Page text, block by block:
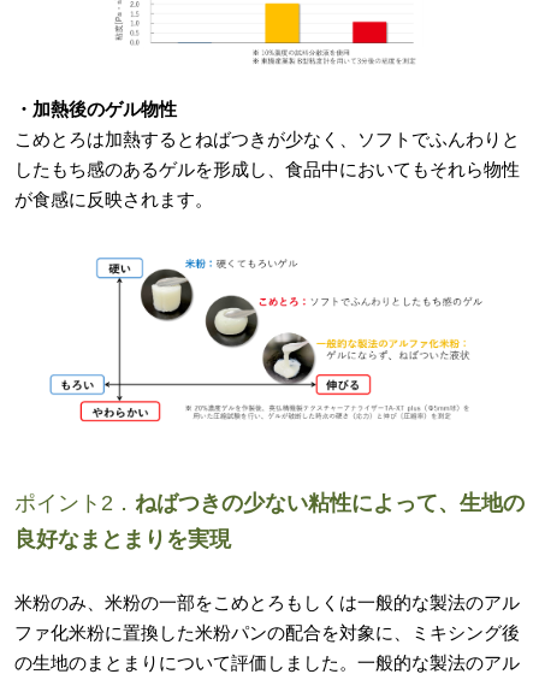
・加熱後のゲル物性
こめとろは加熱するとねばつきが少なく、ソフトでふんわりと
したもち感のあるゲルを形成し、食品中においてもそれら物性
が食感に反映されます。
ポイント2． ねばつきの少ない粘性によって、生地の
良好なまとまりを実現
米粉のみ、米粉の一部をこめとろもしくは一般的な製法のアル
ファ化米粉に置換した米粉パンの配合を対象に、ミキシング後
の生地のまとまりについて評価しました。一般的な製法のアル